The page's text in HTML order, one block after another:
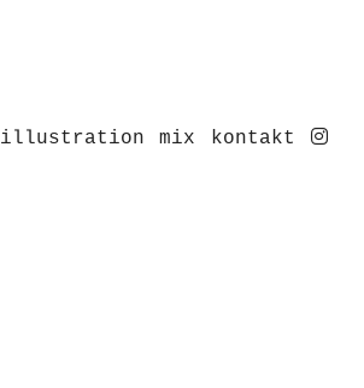
illustration mix kontakt